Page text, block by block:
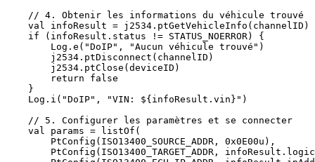
    // 4. Obtenir les informations du véhicule trouvé
    val infoResult = j2534.ptGetVehicleInfo(channelID)
    if (infoResult.status != STATUS_NOERROR) {
        Log.e("DoIP", "Aucun véhicule trouvé")
        j2534.ptDisconnect(channelID)
        j2534.ptClose(deviceID)
        return false
    }
    Log.i("DoIP", "VIN: ${infoResult.vin}")
    // 5. Configurer les paramètres et se connecter
    val params = listOf(
        PtConfig(ISO13400_SOURCE_ADDR, 0x0E00u),
PtConfig(ISO13400_TARGET_ADDR,